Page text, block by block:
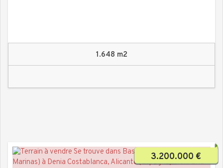
1.648 m2
3.200.000 €